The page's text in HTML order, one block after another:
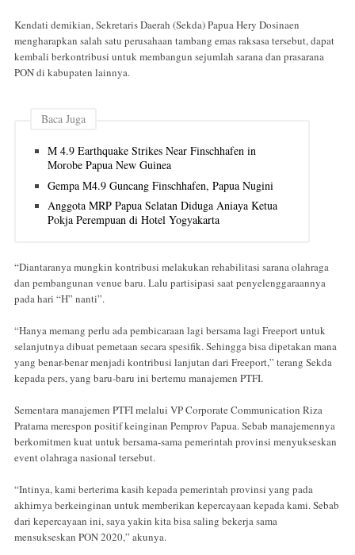
Kendati demikian, Sekretaris Daerah (Sekda) Papua Hery Dosinaen
mengharapkan salah satu perusahaan tambang emas raksasa tersebut, dapat
kembali berkontribusi untuk membangun sejumlah sarana dan prasarana
PON di kabupaten lainnya.
Baca Juga
M 4.9 Earthquake Strikes Near Finschhafen in
Morobe Papua New Guinea
Gempa M4.9 Guncang Finschhafen, Papua Nugini
Anggota MRP Papua Selatan Diduga Aniaya Ketua
Pokja Perempuan di Hotel Yogyakarta
“Diantaranya mungkin kontribusi melakukan rehabilitasi sarana olahraga
dan pembangunan venue baru. Lalu partisipasi saat penyelenggaraannya
pada hari “H” nanti”.
“Hanya memang perlu ada pembicaraan lagi bersama lagi Freeport untuk
selanjutnya dibuat pemetaan secara spesifik. Sehingga bisa dipetakan mana
yang benar-benar menjadi kontribusi lanjutan dari Freeport,” terang Sekda
kepada pers, yang baru-baru ini bertemu manajemen PTFI.
Sementara manajemen PTFI melalui VP Corporate Communication Riza
Pratama merespon positif keinginan Pemprov Papua. Sebab manajemennya
berkomitmen kuat untuk bersama-sama pemerintah provinsi menyukseskan
event olahraga nasional tersebut.
“Intinya, kami berterima kasih kepada pemerintah provinsi yang pada
akhirnya berkeinginan untuk memberikan kepercayaan kepada kami. Sebab
dari kepercayaan ini, saya yakin kita bisa saling bekerja sama
mensukseskan PON 2020,” akunya.